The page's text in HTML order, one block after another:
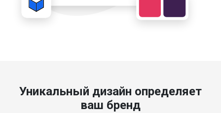
Уникальный дизайн определяет
ваш бренд